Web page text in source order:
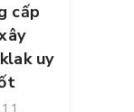
cấp
uy